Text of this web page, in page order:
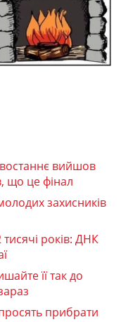
вийшов
що це фінал
захисників
років: ДНК
її так до
прибрати